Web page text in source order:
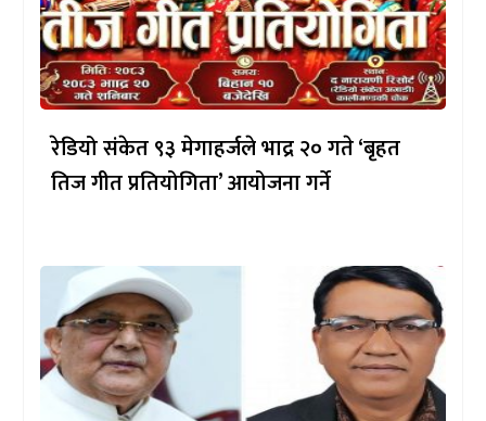
रेडियो संकेत ९३ मेगाहर्जले भाद्र २० गते ‘बृहत
तिज गीत प्रतियोगिता’ आयोजना गर्ने